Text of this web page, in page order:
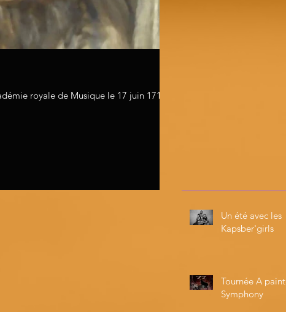
Un été avec les
Kapsber'girls
Tournée A
Symphony